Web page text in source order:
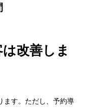
改善しま
ます。ただし、予約導